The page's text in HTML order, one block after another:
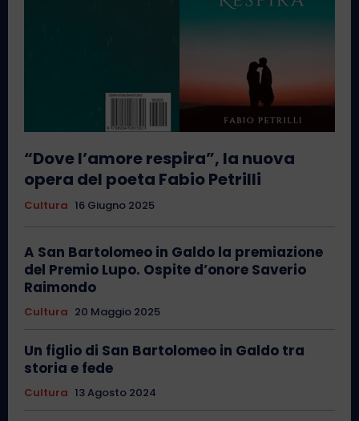
“Dove l’amore respira”, la nuova
opera del poeta Fabio Petrilli
Cultura 16 Giugno 2025
A San Bartolomeo in Galdo la premiazione
del Premio Lupo. Ospite d’onore Saverio
Raimondo
Cultura 20 Maggio 2025
Un figlio di San Bartolomeo in Galdo tra
storia e fede
Cultura 13 Agosto 2024